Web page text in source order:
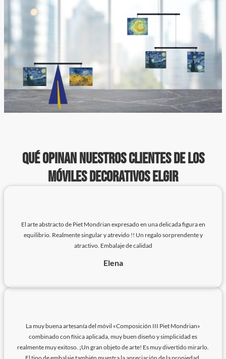
Qué opinan nuestros clientes de los
móviles decorativos ElGir
El arte abstracto de Piet Mondrian expresado en una delicada figura en
equilibrio. Realmente singular y atrevido !! Un regalo sorprendente y
atractivo. Embalaje de calidad
Elena
La muy buena artesanía del móvil «Composición III Piet Mondrian»
combinado con física aplicada, muy buen diseño y simplicidad es
realmente muy exitoso. ¡Un gran objeto de arte! Es muy divertido mirarlo.